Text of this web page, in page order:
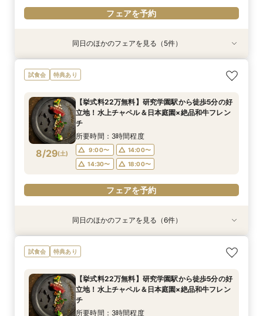
フェアを予約
8/28(金)
【タイパ重視！60分で完結◎】オンラインで会
場案内＆相談会
12:00〜
13:00〜
フェアを予約
特典あり
8/28(金)
【6名～30名の少人数婚】挙式＆会食Newプラ
ン誕生！無料試食付
12:00〜
13:00〜
16:00〜
フェアを予約
特典あり
8/28(金)
1件目がお得★1stステップ相談会＆試食×予算相
談*商品券1万円
12:00〜
13:00〜
16:00〜
フェアを予約
8/28(金)
【2件目以上の方】最短60分！《会場選び&見積
もり》徹底比較相談会
12:00〜
13:00〜
16:00〜
フェアを予約
特典あり
8/28(金)
【和婚をお考えの方へ】挙式会場見学&「和」の
演出体験♪常陸牛と旬のお魚料理の贅沢食べ比べ
希望をじっくり伺い専属プランナーがご提案♪
所要時間：3時間程度
14:00〜
15:00〜
16:00〜
同日のほかのフェアを見る（5件）
試食会 特典あり
8/29(土)
【挙式料22万無料】研究学園駅から徒歩5分の好
立地！水上チャペル＆日本庭園×絶品和牛フレン
チ
所要時間：3時間程度
9:00〜
14:00〜
14:30〜
18:00〜
フェアを予約
特典あり
8/29(土)
【和婚をお考えの方へ】1stステップ相談会◎挙
式会場見学&「和」の演出体験♪常陸牛と旬のお魚
写真などおふたりの希望をじっくり伺い専属プラ
ンナーがご提案♪
所要時間：3時間程度
14:30〜
8/29(土)
【タイパ重視！60分で完結◎】会場案内＆相談
会
9:00〜
14:00〜
特典あり
8/29(土)
【6名～30名の少人数婚】挙式＆会食Newプラ
ン誕生！無料試食付
9:00〜
14:00〜
8/29(土)
【2件目以降に】ふたりの悩みを解消！徹底比較
相談会
9:00〜
14:00〜
特典あり
8/29(土)
【1件目がお得】1stステップ相談&試食×予算相談
*ギフト券プレゼント
9:00〜
14:00〜
特典あり
8/29(土)
＼茨城人気3会場一気に見学！／憧れ花嫁体験×
贅沢フィレ試食◎
9:00〜
14:00〜
同日のほかのフェアを見る（6件）
試食会 特典あり
【挙式料22万無料】研究学園駅から徒歩5分の好
立地！水上チャペル＆日本庭園×絶品和牛フレン
チ
所要時間：3時間程度